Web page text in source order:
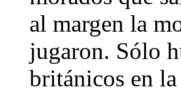
al margen la
jugaron. Sólo
británicos en